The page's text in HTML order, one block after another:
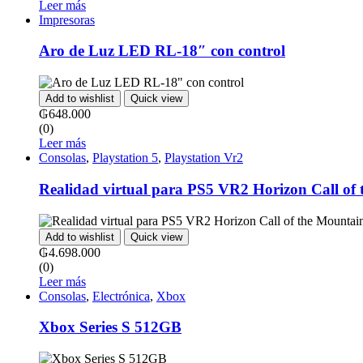
Leer más
Impresoras
Aro de Luz LED RL-18″ con control
Add to wishlist Quick view
₲648.000
(0)
Leer más
Consolas, Playstation 5, Playstation Vr2
Realidad virtual para PS5 VR2 Horizon Call of
Add to wishlist Quick view
₲4.698.000
(0)
Leer más
Consolas, Electrónica, Xbox
Xbox Series S 512GB